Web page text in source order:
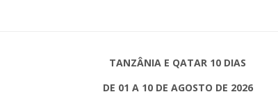
TANZÂNIA E QATAR 10 DIAS
DE 01 A 10 DE AGOSTO DE 2026